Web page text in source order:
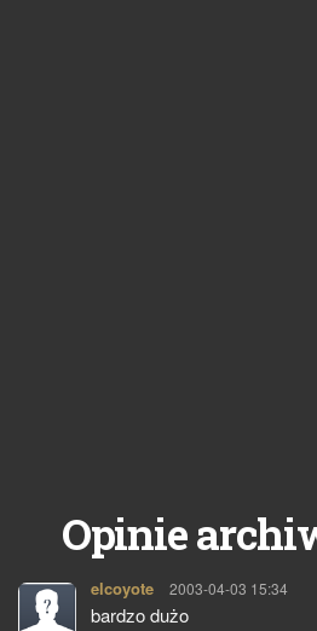
Opinie
elcoyote pisze:
2003-04-03 15:34
bardzo dużo